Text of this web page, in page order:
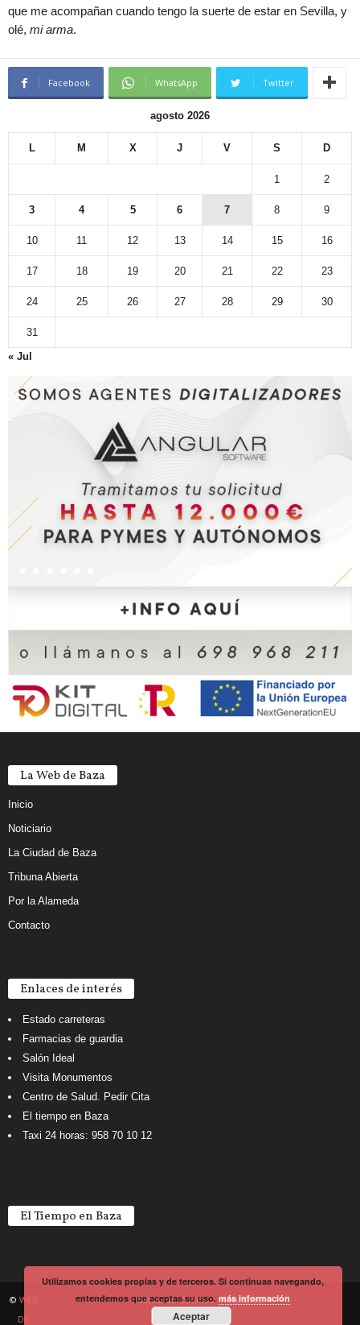
que me acompañan cuando tengo la suerte de estar en Sevilla, y
olé, mi arma.
Facebook WhatsApp Twitter
agosto 2026
L M X J V S D
1 2
3 4 5 6 7 8 9
10 11 12 13 14 15 16
17 18 19 20 21 22 23
24 25 26 27 28 29 30
31
« Jul
La Web de Baza
Inicio
Noticiario
La Ciudad de Baza
Tribuna Abierta
Por la Alameda
Contacto
Enlaces de interés
Estado carreteras
Farmacias de guardia
Salón Ideal
Visita Monumentos
Centro de Salud. Pedir Cita
El tiempo en Baza
Taxi 24 horas: 958 70 10 12
El Tiempo en Baza
Política de Cookies Noticiario
© WEB
DE
Utilizamos cookies propias y de terceros. Si continuas navegando,
entendemos que aceptas su uso.más información
Aceptar